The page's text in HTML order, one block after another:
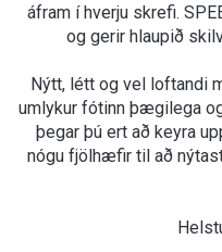
áfram í hverju skrefi.
og gerir hlaupið
Nýtt, létt og vel loftandi
umlykur fótinn þægilega
þegar þú ert að keyra
nógu fjölhæfir til að